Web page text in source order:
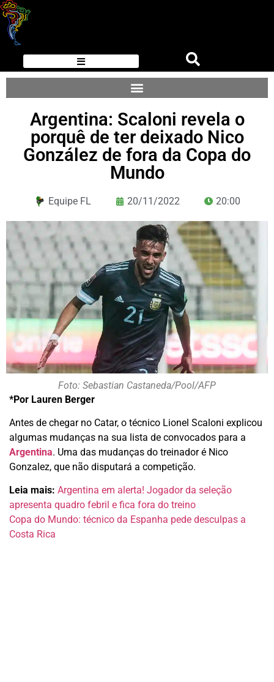
Argentina: Scaloni revela o
porquê de ter deixado Nico
González de fora da Copa do
Mundo
Equipe FL 20/11/2022 20:00
Foto: Sebastian Castaneda/Pool/AFP
*Por Lauren Berger
Antes de chegar no Catar, o técnico Lionel Scaloni explicou
algumas mudanças na sua lista de convocados para a
Argentina. Uma das mudanças do treinador é Nico
Gonzalez, que não disputará a competição.
Leia mais: Argentina em alerta! Jogador da seleção
apresenta quadro febril e fica fora do treino
Copa do Mundo: técnico da Espanha pede desculpas a
Costa Rica